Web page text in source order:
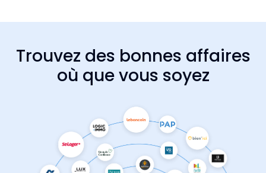
Trouvez des bonnes affaires
où que vous soyez